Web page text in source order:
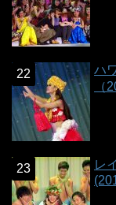
ハ
（
レ